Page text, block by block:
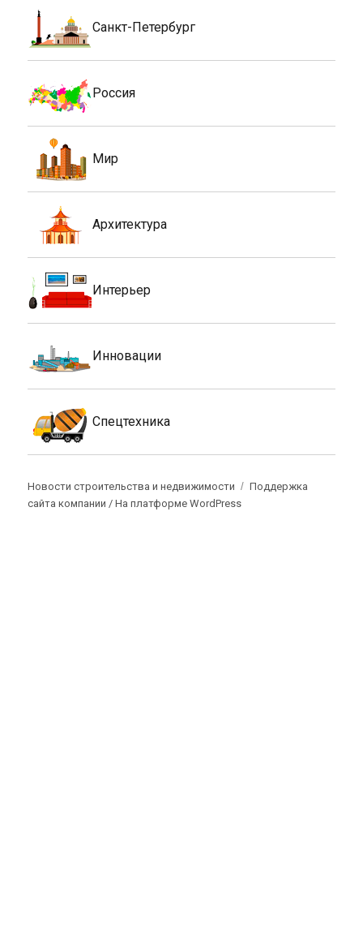
Санкт-Петербург
Россия
Мир
Архитектура
Интерьер
Инновации
Спецтехника
Новости строительства и недвижимости
Поддержка
сайта компании /На платформе WordPress